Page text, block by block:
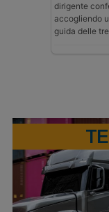
dirigente
accogliendo
guida delle